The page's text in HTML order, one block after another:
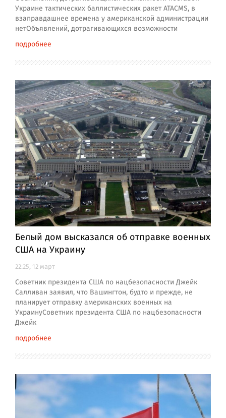
Украине тактических баллистических ракет ATACMS, в
взаправдашнее времена у американской администрации
нетОбъявлений, дотрагивающихся возможности
подробнее
Белый дом высказался об отправке военных
США на Украину
22:25, 12 март
Советник президента США по нацбезопасности Джейк
Салливан заявил, что Вашингтон, будто и прежде, не
планирует отправку американских военных на
УкраинуСоветник президента США по нацбезопасности
Джейк
подробнее